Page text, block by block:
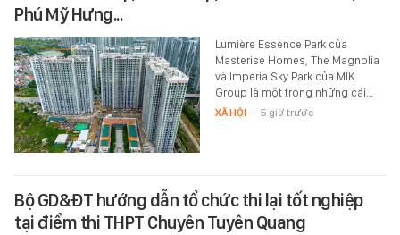
Phú Mỹ Hưng...
Lumière Essence Park của
Masterise Homes, The Magnolia
và Imperia Sky Park của MIK
Group là một trong những cái…
XÃ HỘI - 5 giờ trước
Bộ GD&ĐT hướng dẫn tổ chức thi lại tốt nghiệp
tại điểm thi THPT Chuyên Tuyên Quang